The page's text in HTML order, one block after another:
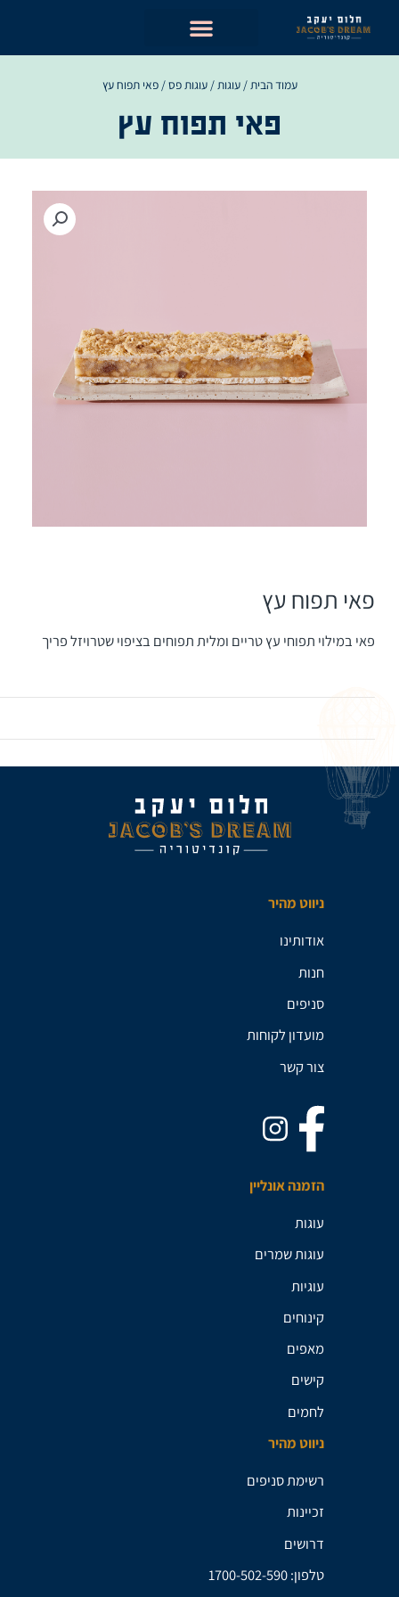
עמוד הבית/עוגות/עוגות פס/ פאי תפוח עץ
פאי תפוח עץ
פאי תפוח עץ
פאי במילוי תפוחי עץ טריים ומלית תפוחים בציפוי שטרויזל פריך
ניווט מהיר
אודותינו
חנות
סניפים
מועדון לקוחות
צור קשר
הזמנה אונליין
עוגות
עוגות שמרים
עוגיות
קינוחים
מאפים
קישים
לחמים
ניווט מהיר
רשימת סניפים
זכיינות
דרושים
טלפון: 1700-502-590